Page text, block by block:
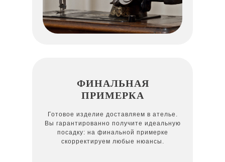
Готовое изделие доставляем в ателье.
Вы гарантированно получите идеальную
посадку: на финальной примерке
скорректируем любые нюансы.
ФИНАЛЬНАЯ
ПРИМЕРКА